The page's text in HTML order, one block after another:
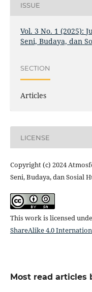
ISSUE
Vol. 3 No. 1 (2025):
Seni, Budaya, dan
SECTION
Articles
LICENSE
Copyright (c) 2024
Seni, Budaya, dan Sosial
This work is licensed
ShareAlike 4.0
Most read articles